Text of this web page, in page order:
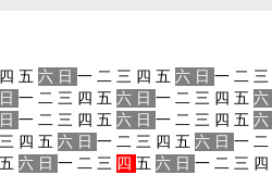
四 五 六 日 一 二 三 四 五 六 日 一 二 三
日 一 二 三 四 五 六 日 一 二 三 四 五 六
日 一 二 三 四 五 六 日 一 二 三 四 五 六
三 四 五 六 日 一 二 三 四 五 六 日 一 二
五 六 日 一 二 三 四 五 六 日 一 二 三 四